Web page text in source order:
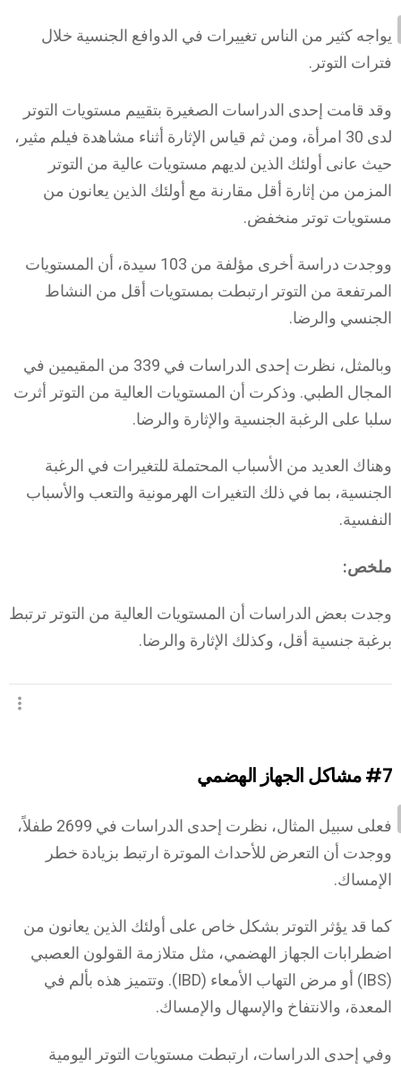
يواجه كثير من الناس تغييرات في الدوافع الجنسية خلال
فترات التوتر.
وقد قامت إحدى الدراسات الصغيرة بتقييم مستويات التوتر
لدى 30 امرأة، ومن ثم قياس الإثارة أثناء مشاهدة فيلم مثير،
حيث عانى أولئك الذين لديهم مستويات عالية من التوتر
المزمن من إثارة أقل مقارنة مع أولئك الذين يعانون من
مستويات توتر منخفض.
ووجدت دراسة أخرى مؤلفة من 103 سيدة، أن المستويات
المرتفعة من التوتر ارتبطت بمستويات أقل من النشاط
الجنسي والرضا.
وبالمثل، نظرت إحدى الدراسات في 339 من المقيمين في
المجال الطبي. وذكرت أن المستويات العالية من التوتر أثرت
سلبا على الرغبة الجنسية والإثارة والرضا.
وهناك العديد من الأسباب المحتملة للتغيرات في الرغبة
الجنسية، بما في ذلك التغيرات الهرمونية والتعب والأسباب
النفسية.
ملخص:
وجدت بعض الدراسات أن المستويات العالية من التوتر ترتبط
برغبة جنسية أقل، وكذلك الإثارة والرضا.
#7مشاكل الجهاز الهضمي
فعلى سبيل المثال، نظرت إحدى الدراسات في 2699 طفلاً،
ووجدت أن التعرض للأحداث الموترة ارتبط بزيادة خطر
الإمساك.
كما قد يؤثر التوتر بشكل خاص على أولئك الذين يعانون من
اضطرابات الجهاز الهضمي، مثل متلازمة القولون العصبي
(IBS) أو مرض التهاب الأمعاء (IBD). وتتميز هذه بألم في
المعدة، والانتفاخ والإسهال والإمساك.
وفي إحدى الدراسات، ارتبطت مستويات التوتر اليومية